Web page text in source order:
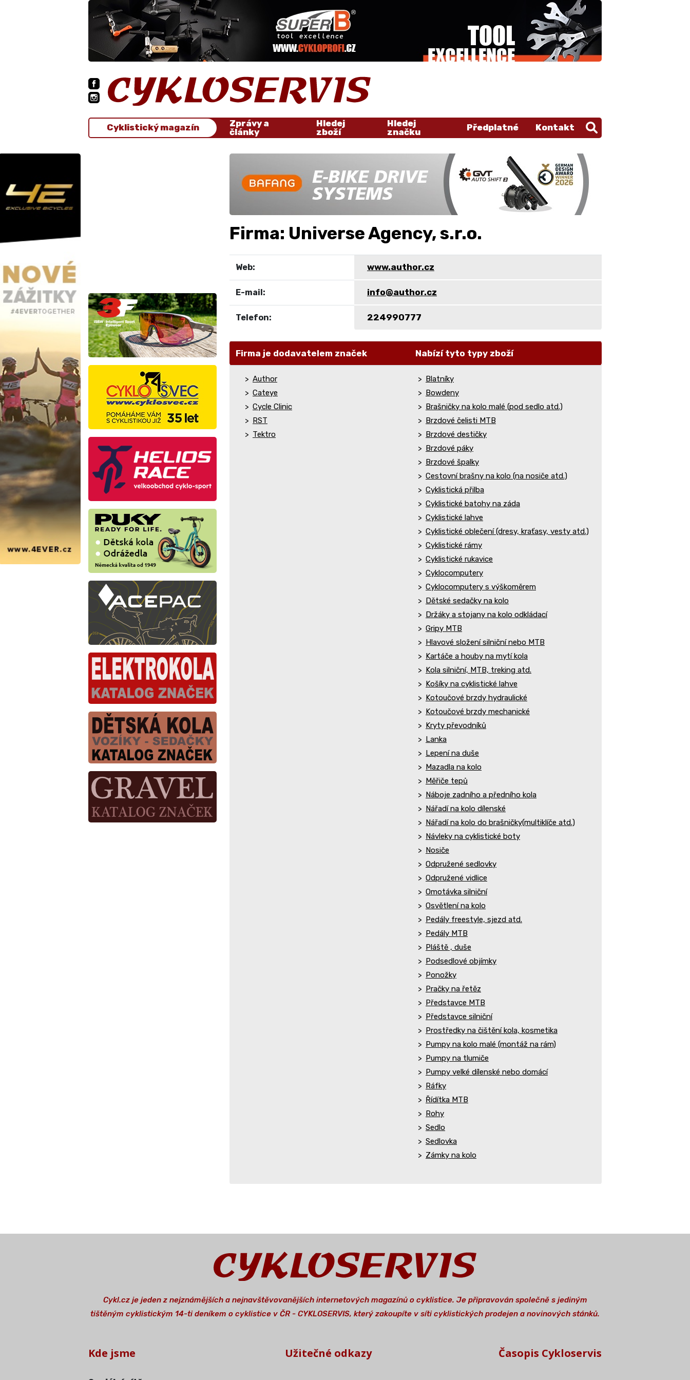
Cyklistický magazín
Zprávy a
články
Hledej
zboží
Hledej
značku
Předplatné Kontakt
Firma: Universe Agency, s.r.o.
Web: www.author.cz
E-mail: info@author.cz
Telefon: 224990777
Firma je dodavatelem značek Nabízí tyto typy zboží
Author
Cateye
Cycle Clinic
RST
Tektro
Blatníky
Bowdeny
Brašničky na kolo malé (pod sedlo atd.)
Brzdové čelisti MTB
Brzdové destičky
Brzdové páky
Brzdové špalky
Cestovní brašny na kolo (na nosiče atd.)
Cyklistická přilba
Cyklistické batohy na záda
Cyklistické lahve
Cyklistické oblečení (dresy, kraťasy, vesty atd.)
Cyklistické rámy
Cyklistické rukavice
Cyklocomputery
Cyklocomputery s výškoměrem
Dětské sedačky na kolo
Držáky a stojany na kolo odkládací
Gripy MTB
Hlavové složení silniční nebo MTB
Kartáče a houby na mytí kola
Kola silniční, MTB, treking atd.
Košíky na cyklistické lahve
Kotoučové brzdy hydraulické
Kotoučové brzdy mechanické
Kryty převodníků
Lanka
Lepení na duše
Mazadla na kolo
Měřiče tepů
Náboje zadního a předního kola
Nářadí na kolo dílenské
Nářadí na kolo do brašničky(multiklíče atd.)
Návleky na cyklistické boty
Nosiče
Odpružené sedlovky
Odpružené vidlice
Omotávka silniční
Osvětlení na kolo
Pedály freestyle, sjezd atd.
Pedály MTB
Pláště , duše
Podsedlové objímky
Ponožky
Pračky na řetěz
Představce MTB
Představce silniční
Prostředky na čištění kola, kosmetika
Pumpy na kolo malé (montáž na rám)
Pumpy na tlumiče
Pumpy velké dílenské nebo domácí
Ráfky
Řídítka MTB
Rohy
Sedlo
Sedlovka
Zámky na kolo
Cykl.cz je jeden z nejznámějších a nejnavštěvovanějších internetových magazínů o cyklistice. Je připravován společně s jediným
tištěným cyklistickým 14-ti deníkem o cyklistice v ČR - CYKLOSERVIS, který zakoupíte v síti cyklistických prodejen a novinových stánků.
Kde jsme Užitečné odkazy Časopis Cykloservis